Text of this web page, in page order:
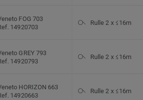
FOG 703
14920703
Rulle 2 x ≤16m
GREY 793
14920793
Rulle 2 x ≤16m
HORIZON 663
14920663
Rulle 2 x ≤16m